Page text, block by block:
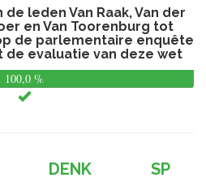
leden Van Raak, Van der
en Van Toorenburg tot
de parlementaire enquête
de evaluatie van deze wet
100,0 %
DENK
SP